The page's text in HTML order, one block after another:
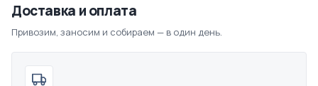
Доставка и оплата
Привозим, заносим и собираем — в один день.